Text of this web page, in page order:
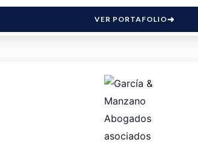
VER PORTAFOLIO